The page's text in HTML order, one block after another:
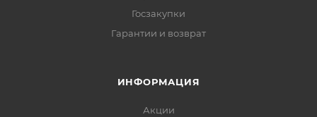
Госзакупки
Гарантии и возврат
ИНФОРМАЦИЯ
Акции